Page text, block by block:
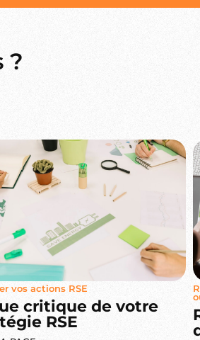
?
vos actions RSE
critique de votre
RSE